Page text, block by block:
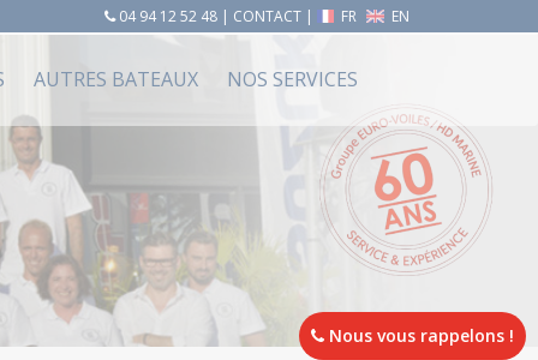
04 94 12 52 48| CONTACT| FR EN
AUTRES BATEAUX NOS SERVICES
Nous vous rappelons !